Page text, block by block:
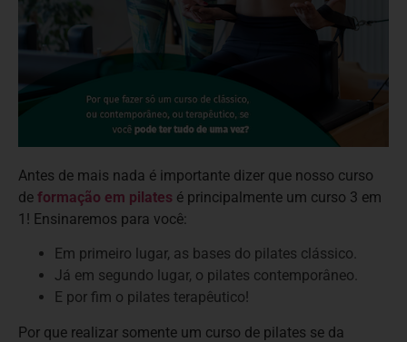
Antes de mais nada é importante dizer que nosso curso
de formação em pilates é principalmente um curso 3 em
1! Ensinaremos para você:
Em primeiro lugar, as bases do pilates clássico.
Já em segundo lugar, o pilates contemporâneo.
E por fim o pilates terapêutico!
Por que realizar somente um curso de pilates se da